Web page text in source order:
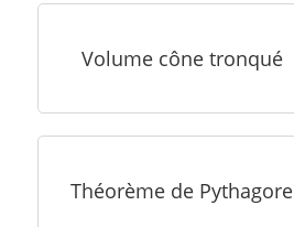
Volume cône tronqué
Théorème de Pythagore